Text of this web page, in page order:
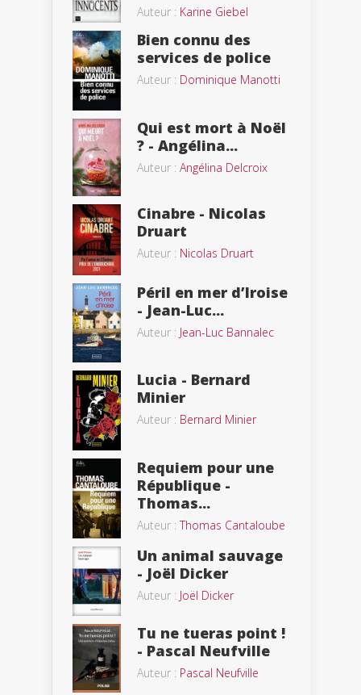
Auteur : Karine Giebel
Bien connu des
services de police
Auteur : Dominique Manotti
Qui est mort à Noël
? - Angélina...
Auteur : Angélina Delcroix
Cinabre - Nicolas
Druart
Auteur : Nicolas Druart
Péril en mer d’Iroise
- Jean-Luc...
Auteur : Jean-Luc Bannalec
Lucia - Bernard
Minier
Auteur : Bernard Minier
Requiem pour une
République -
Thomas...
Auteur :Thomas Cantaloube
Un animal sauvage
- Joël Dicker
Auteur : Joël Dicker
Tu ne tueras point !
- Pascal Neufville
Auteur : Pascal Neufville